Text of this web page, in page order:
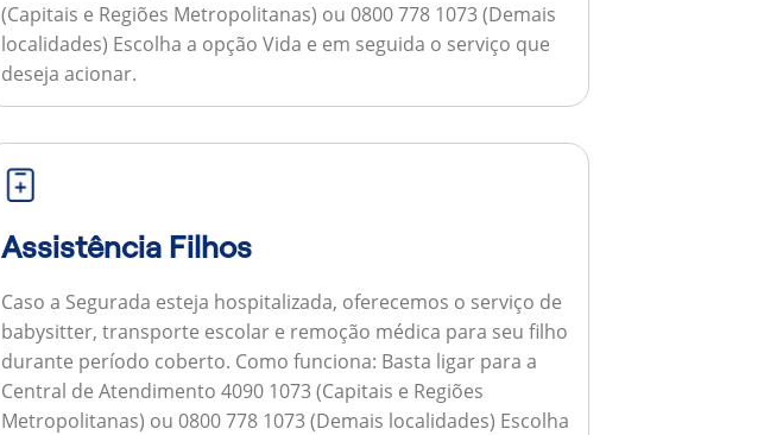
(Capitais e Regiões Metropolitanas) ou 0800 778 1073 (Demais
localidades) Escolha a opção Vida e em seguida o serviço que
deseja acionar.
Assistência Filhos
Caso a Segurada esteja hospitalizada, oferecemos o serviço de
babysitter, transporte escolar e remoção médica para seu filho
durante período coberto. Como funciona: Basta ligar para a
Central de Atendimento 4090 1073 (Capitais e Regiões
Metropolitanas) ou 0800 778 1073 (Demais localidades) Escolha